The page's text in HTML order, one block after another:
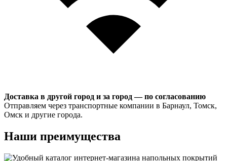
Доставка в другой город и за город — по согласованию
Отправляем через транспортные компании в Барнаул, Томск,
Омск и другие города.
Наши преимущества